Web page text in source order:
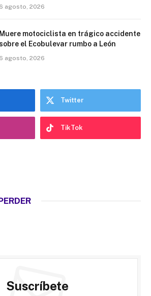
6 agosto, 2026
Muere motociclista en trágico accidente
sobre el Ecobulevar rumbo a León
6 agosto, 2026
Twitter
TikTok
Suscríbete